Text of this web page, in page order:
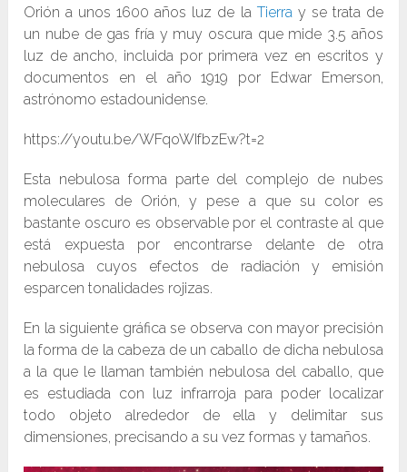
Orión a unos 1600 años luz de la Tierray se trata de
un nube de gas fría y muy oscura que mide 3.5 años
luz de ancho, incluida por primera vez en escritos y
documentos en el año 1919 por Edwar Emerson,
astrónomo estadounidense.
https://youtu.be/WFqoWIfbzEw?t=2
Esta nebulosa forma parte del complejo de nubes
moleculares de Orión, y pese a que su color es
bastante oscuro es observable por el contraste al que
está expuesta por encontrarse delante de otra
nebulosa cuyos efectos de radiación y emisión
esparcen tonalidades rojizas.
En la siguiente gráfica se observa con mayor precisión
la forma de la cabeza de un caballo de dicha nebulosa
a la que le llaman también nebulosa del caballo, que
es estudiada con luz infrarroja para poder localizar
todo objeto alrededor de ella y delimitar sus
dimensiones, precisando a su vez formas y tamaños.